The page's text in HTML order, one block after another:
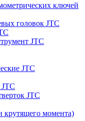
ключей
головок JTC
JTC
JTC
JTC
крутящего момента)